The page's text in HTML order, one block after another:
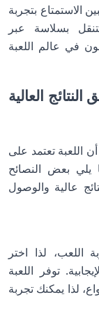
الاستمتاع بتجربة
بسلاسة عبر
في عالم اللعبة
العالية
اللعبة تعتمد على
يلي بعض النصائح
عالية والوصول
لذا اختر
توفر اللعبة
لذا يمكنك تجربة